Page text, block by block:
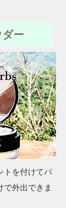
ー
トを付けてパ
で外出できま